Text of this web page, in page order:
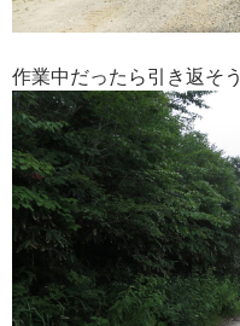
作業中だったら引き返そう